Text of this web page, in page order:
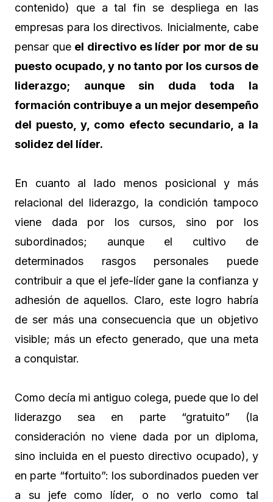
contenido) que a tal fin se despliega en las
empresas para los directivos. Inicialmente, cabe
pensar que el directivo es líder por mor de su
puesto ocupado, y no tanto por los cursos de
liderazgo; aunque sin duda toda la
formación contribuye a un mejor desempeño
del puesto, y, como efecto secundario, a la
solidez del líder.
En cuanto al lado menos posicional y más
relacional del liderazgo, la condición tampoco
viene dada por los cursos, sino por los
subordinados; aunque el cultivo de
determinados rasgos personales puede
contribuir a que el jefe-líder gane la confianza y
adhesión de aquellos. Claro, este logro habría
de ser más una consecuencia que un objetivo
visible; más un efecto generado, que una meta
a conquistar.
Como decía mi antiguo colega, puede que lo del
liderazgo sea en parte “gratuito” (la
consideración no viene dada por un diploma,
sino incluida en el puesto directivo ocupado), y
en parte “fortuito”: los subordinados pueden ver
a su jefe como líder, o no verlo como tal